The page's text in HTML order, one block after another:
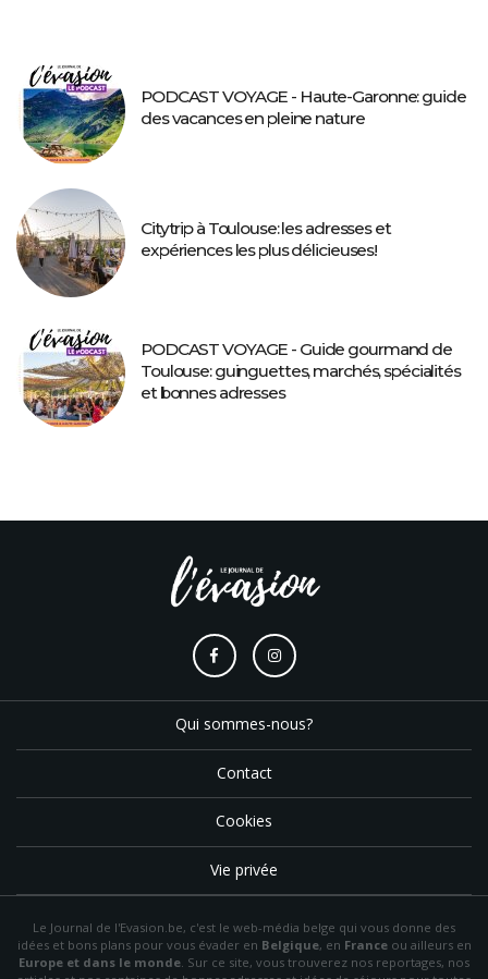
PODCAST VOYAGE - Haute-Garonne: guide
des vacances en pleine nature
Citytrip à Toulouse: les adresses et
expériences les plus délicieuses!
PODCAST VOYAGE - Guide gourmand de
Toulouse: guinguettes, marchés, spécialités
et bonnes adresses
Qui sommes-nous?
Contact
Cookies
Vie privée
Le Journal de l'Evasion.be, c'est le web-média belge qui vous donne des
idées et bons plans pour vous évader en Belgique, en Franceou ailleurs en
Europe et dans le monde. Sur ce site, vous trouverez nos reportages, nos